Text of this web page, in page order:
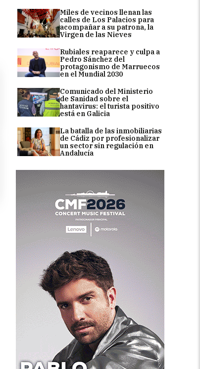
Miles de vecinos llenan las
calles de Los Palacios para
acompañar a su patrona, la
Virgen de las Nieves
Rubiales reaparece y culpa a
Pedro Sánchez del
protagonismo de Marruecos
en el Mundial 2030
Comunicado del Ministerio
de Sanidad sobre el
hantavirus: el turista positivo
está en Galicia
La batalla de las inmobiliarias
de Cádiz por profesionalizar
un sector sin regulación en
Andalucía